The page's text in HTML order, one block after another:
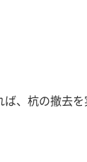
、杭の撤去を